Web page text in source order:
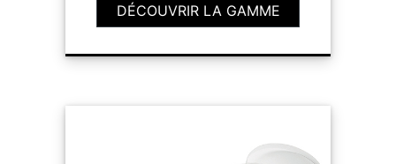
DÉCOUVRIR LA GAMME